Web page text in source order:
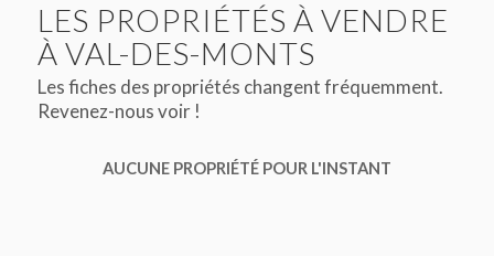
LES PROPRIÉTÉS À VENDRE
À VAL-DES-MONTS
Les fiches des propriétés changent fréquemment.
Revenez-nous voir !
AUCUNE PROPRIÉTÉ POUR L'INSTANT